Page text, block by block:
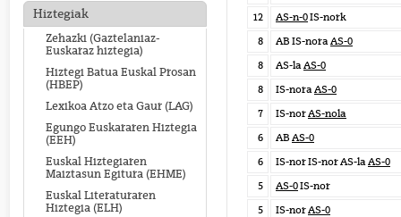
Hiztegiak
Zehazki (Gaztelaniaz-
Euskaraz hiztegia)
Hiztegi Batua Euskal Prosan
(HBEP)
Lexikoa Atzo eta Gaur (LAG)
Egungo Euskararen Hiztegia
(EEH)
Euskal Hiztegiaren
Maiztasun Egitura (EHME)
Euskal Literaturaren
Hiztegia (ELH)
12
AS-n-0IS-nork
8
AB IS-noraAS-0
8
AS-laAS-0
8
IS-noraAS-0
7
IS-norAS-nola
6
AB AS-0
6
IS-nor IS-nor AS-laAS-0
5
AS-0IS-nor
5
IS-norAS-0